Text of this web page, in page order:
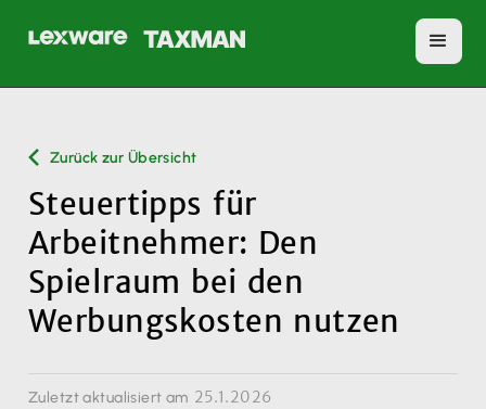
Zurück zur Übersicht
Steuertipps für
Arbeitnehmer: Den
Spielraum bei den
Werbungskosten nutzen
Zuletzt aktualisiert am 25.1.2026